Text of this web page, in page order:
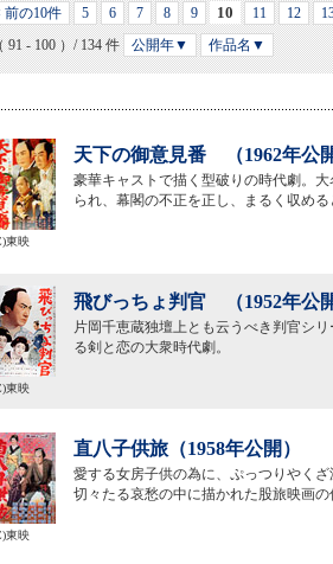
前の10件 5 6 7 8 9 10 11 12
91 - 100 ）/ 134 件
公開年▼ 作品名▼
天下の御意見番 （1962年公開
豪華キャストで描く型破りの時代劇。
られ、幕閣の不正を正し、まるく収め
東映
飛びっちょ判官 （1952年公開
片岡千恵蔵独壇上とも云うべき判官シ
る剣と恋の大衆時代劇。
東映
直八子供旅（1958年公開）
愛する女房子供の為に、ぷっつりやく
切々たる哀愁の中に描かれた股旅映画の
東映